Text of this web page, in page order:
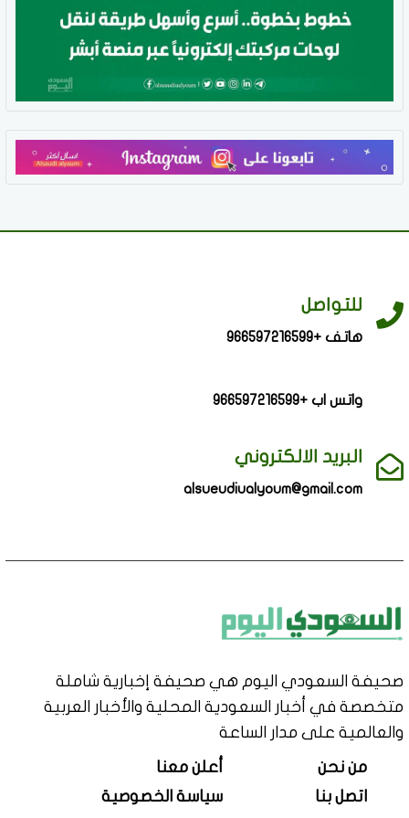
للتواصل
هاتف +966597216599
واتس اب +966597216599
البريد الالكتروني
alsueudiualyoum@gmail.com
صحيفة السعودي اليوم هي صحيفة إخبارية شاملة
متخصصة في أخبار السعودية المحلية والأخبار العربية
والعالمية على مدار الساعة
من نحن
أعلن معنا
اتصل بنا
سياسة الخصوصية